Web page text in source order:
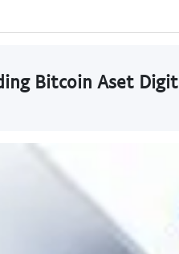
Bitcoin Aset